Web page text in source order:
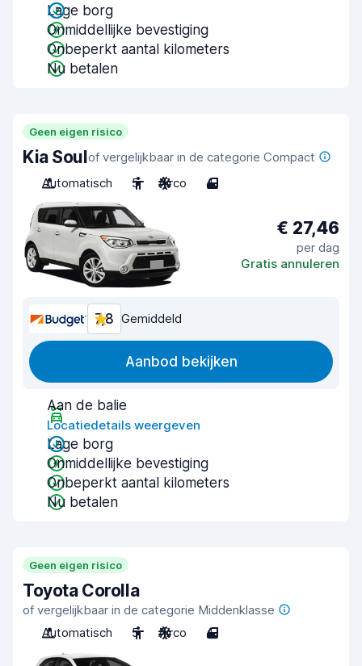
Lage borg
Onmiddellijke bevestiging
Onbeperkt aantal kilometers
Nu betalen
Geen eigen risico
Kia Soulof vergelijkbaar in de categorie Compact
Automatisch
5 Airco 4
€ 27,46
per dag
Gratis annuleren
7,8 Gemiddeld
Aanbod bekijken
Aan de balie
Locatiedetails weergeven
Lage borg
Onmiddellijke bevestiging
Onbeperkt aantal kilometers
Nu betalen
Geen eigen risico
Toyota Corolla
of vergelijkbaar in de categorie Middenklasse
Automatisch
5 Airco 4